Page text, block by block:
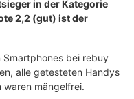
in der Kategorie
2,2 (gut) ist der
bei rebuy
alle getesteten Handys
waren mängelfrei.